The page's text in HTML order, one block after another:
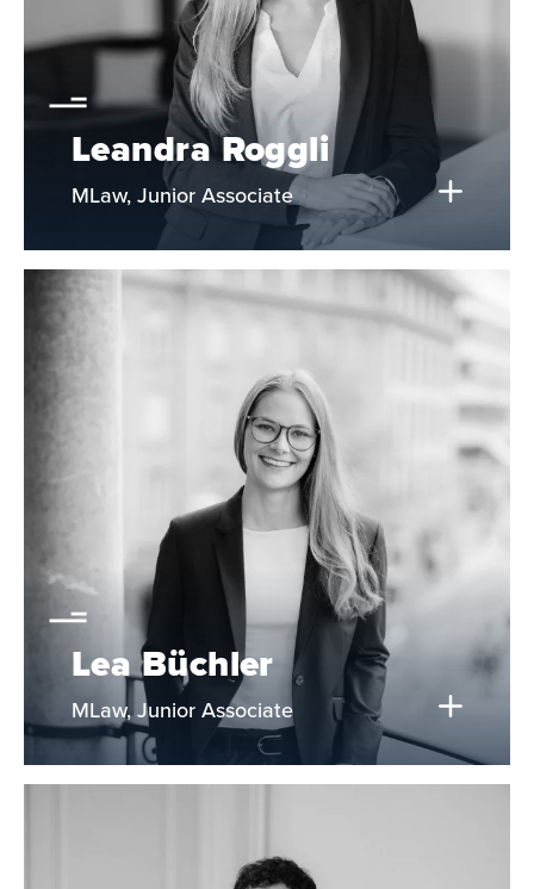
Leandra Roggli
MLaw, Junior Associate
Lea Büchler
MLaw, Junior Associate